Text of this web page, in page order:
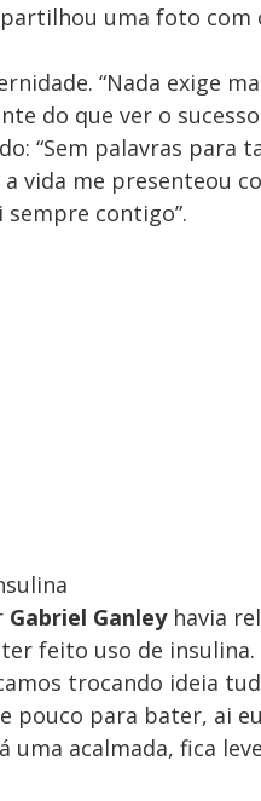
uma foto com
“Nada exige
do que ver o
“Sem palavras para
vida me presenteou
sempre contigo”.
Gabriel Ganleyhavia
feito uso de insulina.
trocando ideia
pouco para bater, ai
acalmada, fica